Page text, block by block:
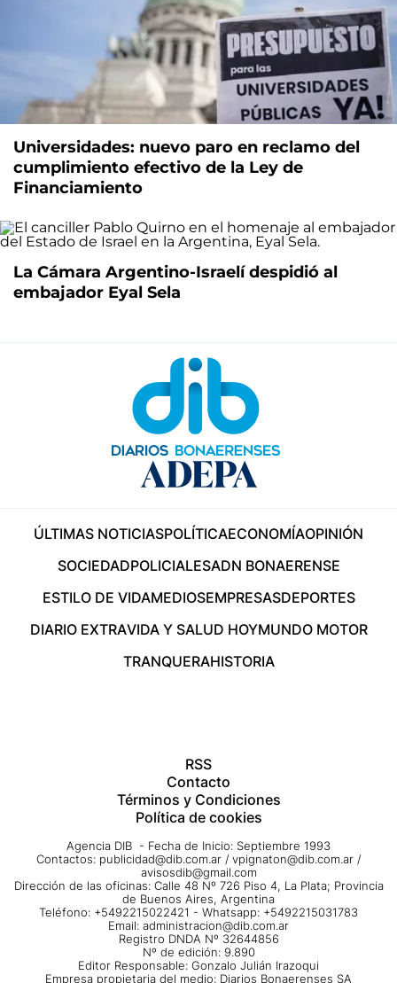
Universidades: nuevo paro en reclamo del
cumplimiento efectivo de la Ley de
Financiamiento
La Cámara Argentino-Israelí despidió al
embajador Eyal Sela
ÚLTIMAS NOTICIASPOLÍTICAECONOMÍAOPINIÓN
SOCIEDADPOLICIALESADN BONAERENSE
ESTILO DE VIDAMEDIOSEMPRESASDEPORTES
DIARIO EXTRAVIDA Y SALUD HOYMUNDO MOTOR
TRANQUERAHISTORIA
RSS
Contacto
Términos y Condiciones
Política de cookies
Agencia DIB - Fecha de Inicio: Septiembre 1993
Contactos: publicidad@dib.com.ar / vpignaton@dib.com.ar /
avisosdib@gmail.com
Dirección de las oficinas: Calle 48 Nº 726 Piso 4, La Plata; Provincia
de Buenos Aires, Argentina
Teléfono: +5492215022421 - Whatsapp: +5492215031783
Email: administracion@dib.com.ar
Registro DNDA Nº 32644856
Nº de edición: 9.890
Editor Responsable: Gonzalo Julián Irazoqui
Empresa propietaria del medio: Diarios Bonaerenses SA